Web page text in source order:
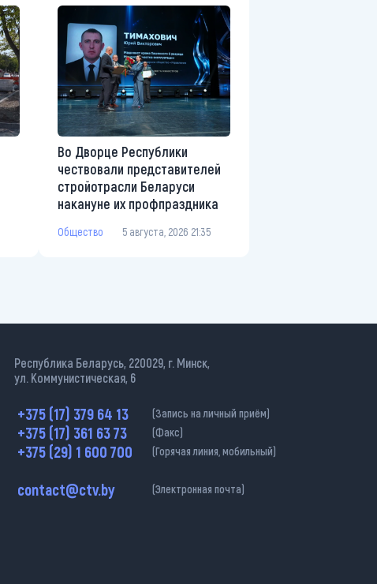
Во Дворце Республики
чествовали представителей
стройотрасли Беларуси
накануне их профпраздника
Общество 5 августа, 2026 21:35
Республика Беларусь, 220029, г. Минск,
ул. Коммунистическая, 6
+375 (17) 379 64 13 (Запись на личный приём)
+375 (17) 361 63 73 (Факс)
+375 (29) 1 600 700 (Горячая линия, мобильный)
contact@ctv.by (Электронная почта)